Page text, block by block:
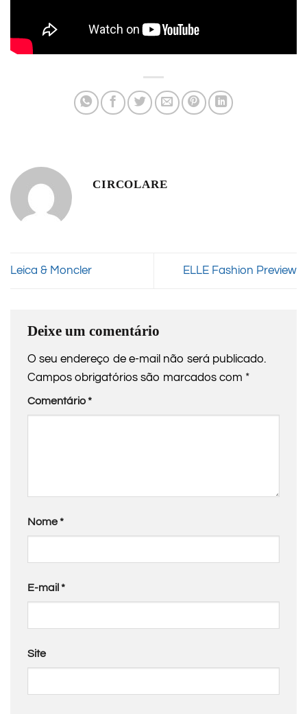
CIRCOLARE
Leica & Moncler ELLE Fashion Preview
Deixe um comentário
O seu endereço de e-mail não será publicado.
Campos obrigatórios são marcados com *
Comentário*
Nome*
E-mail *
Site